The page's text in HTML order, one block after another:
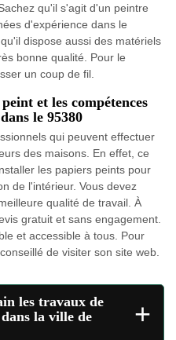
qu'il s'agit d'un peintre
d'expérience dans le
dispose aussi des matériels
bonne qualité. Pour le
un coup de fil.
et les compétences
le 95380
qui peuvent effectuer
des maisons. En effet, ce
les papiers peints pour
de l'intérieur. Vous devez
qualité de travail. À
gratuit et sans engagement.
et accessible à tous. Pour
de visiter son site web.
les travaux de
la ville de
+